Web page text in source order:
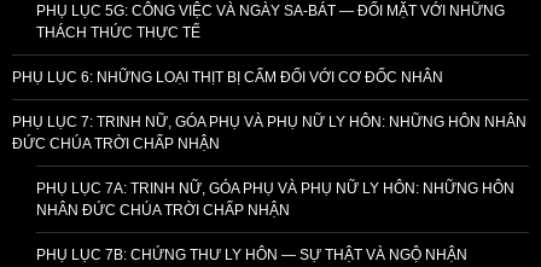
PHỤ LỤC 5G: CÔNG VIỆC VÀ NGÀY SA-BÁT — ĐỐI MẶT VỚI NHỮNG
THÁCH THỨC THỰC TẾ
PHỤ LỤC 6: NHỮNG LOẠI THỊT BỊ CẤM ĐỐI VỚI CƠ ĐỐC NHÂN
PHỤ LỤC 7: TRINH NỮ, GÓA PHỤ VÀ PHỤ NỮ LY HÔN: NHỮNG HÔN NHÂN
ĐỨC CHÚA TRỜI CHẤP NHẬN
PHỤ LỤC 7A: TRINH NỮ, GÓA PHỤ VÀ PHỤ NỮ LY HÔN: NHỮNG HÔN
NHÂN ĐỨC CHÚA TRỜI CHẤP NHẬN
PHỤ LỤC 7B: CHỨNG THƯ LY HÔN — SỰ THẬT VÀ NGỘ NHẬN